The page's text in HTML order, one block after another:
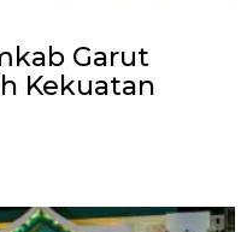
Garut
Kekuatan